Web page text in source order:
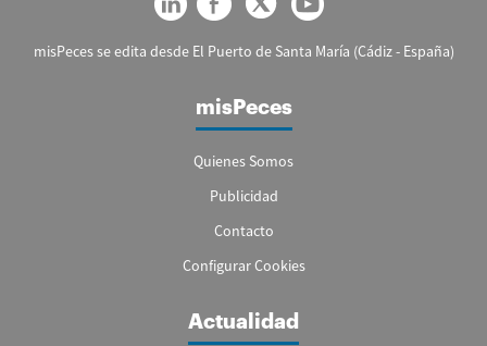
misPeces se edita desde El Puerto de Santa María (Cádiz - España)
misPeces
Quienes Somos
Publicidad
Contacto
Configurar Cookies
Actualidad